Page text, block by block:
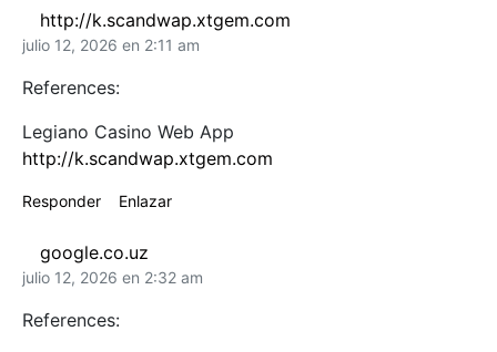
http://k.scandwap.xtgem.com
julio 12, 2026 en 2:11 am
References:
Legiano Casino Web App
http://k.scandwap.xtgem.com
Responder Enlazar
google.co.uz
julio 12, 2026 en 2:32 am
References: